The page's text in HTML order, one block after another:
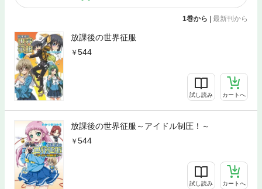
1巻から 最新刊から
放課後の世界征服
544
試し読み カートへ
放課後の世界征服～アイドル制圧！～
544
試し読み カートへ